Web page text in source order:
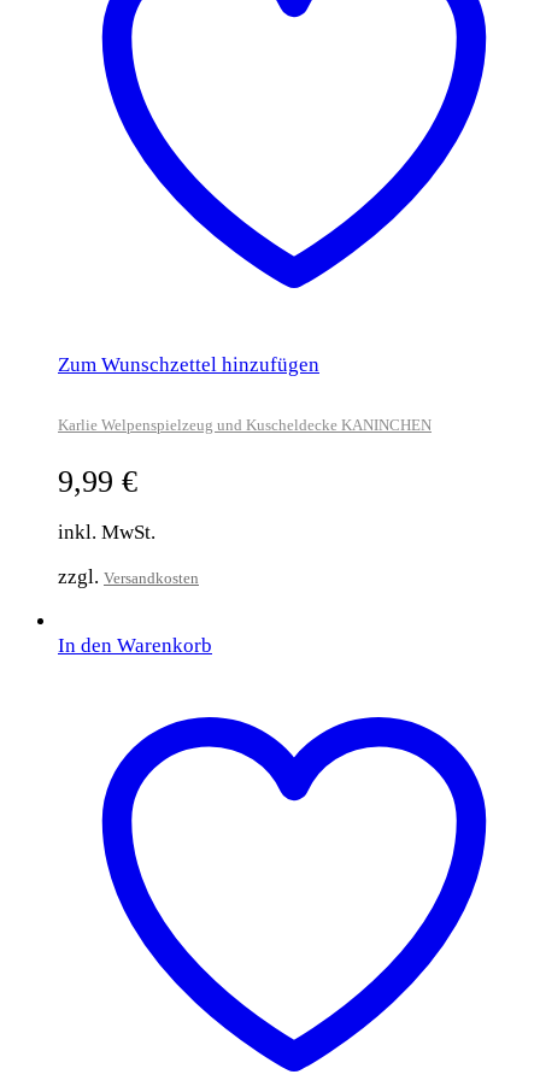
Zum Wunschzettel hinzufügen
Karlie Welpenspielzeug und Kuscheldecke KANINCHEN
9,99 €
inkl. MwSt.
zzgl. Versandkosten
In den Warenkorb